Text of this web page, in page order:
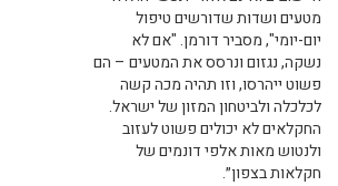
מטעים ושדות שדורשים טיפול
יום-יומי", מסביר דורמן. "אם לא
נשקה, נגזום ונרסס את המטעים – הם
פשוט ייהרסו, וזו תהיה מכה קשה
לכלכלה ולביטחון המזון של ישראל.
החקלאים לא יכולים פשוט לעזוב
ולנטוש מאות אלפי דונמים של
חקלאות בצפון״.